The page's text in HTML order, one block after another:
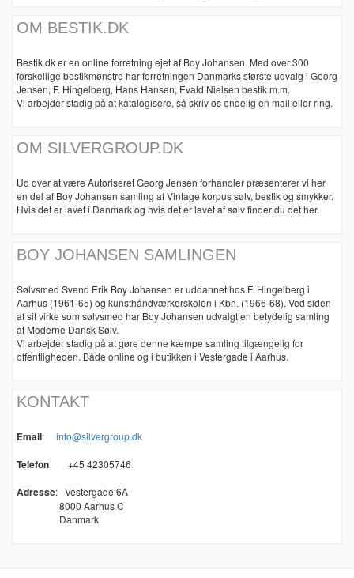
OM BESTIK.DK
Bestik.dk er en online forretning ejet af Boy Johansen. Med over 300
forskellige bestikmønstre har forretningen Danmarks største udvalg i Georg
Jensen, F. Hingelberg, Hans Hansen, Evald Nielsen bestik m.m.
Vi arbejder stadig på at katalogisere, så skriv os endelig en mail eller ring.
OM SILVERGROUP.DK
Ud over at være Autoriseret Georg Jensen forhandler præsenterer vi her
en del af Boy Johansen samling af Vintage korpus sølv, bestik og smykker.
Hvis det er lavet i Danmark og hvis det er lavet af sølv finder du det her.
BOY JOHANSEN SAMLINGEN
Sølvsmed Svend Erik Boy Johansen er uddannet hos F. Hingelberg i
Aarhus (1961-65) og kunsthåndværkerskolen i Kbh. (1966-68). Ved siden
af sit virke som sølvsmed har Boy Johansen udvalgt en betydelig samling
af Moderne Dansk Sølv.
Vi arbejder stadig på at gøre denne kæmpe samling tilgængelig for
offentligheden. Både online og i butikken i Vestergade i Aarhus.
KONTAKT
Email: info@silvergroup.dk
Telefon +45 42305746
Adresse: Vestergade 6A
8000 Aarhus C
Danmark